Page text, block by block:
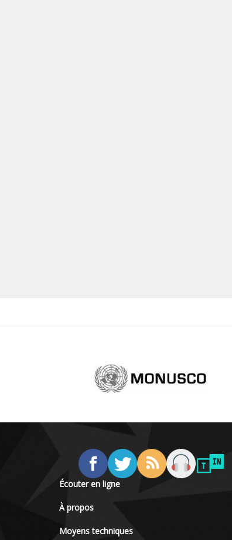
Écouter en ligne
À propos
Moyens techniques